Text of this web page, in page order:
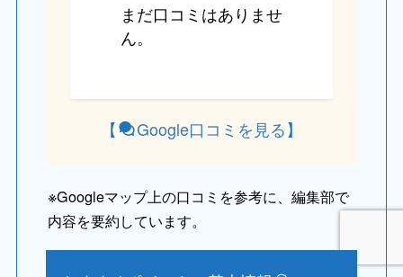
まだ口コミはありませ
ん。
【 Google口コミを見る】
※Googleマップ上の口コミを参考に、編集部で
内容を要約しています。